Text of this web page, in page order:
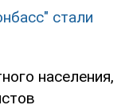
стали
населения,